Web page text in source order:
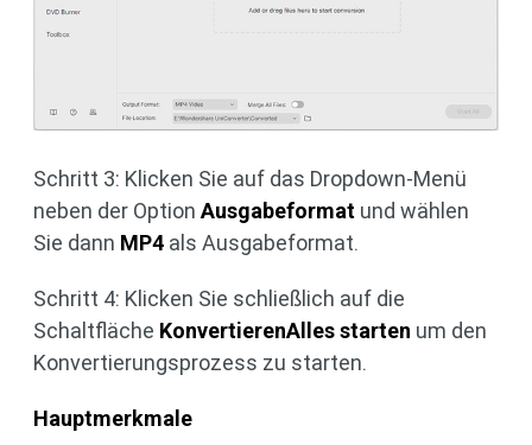
Schritt 3: Klicken Sie auf das Dropdown-Menü
neben der OptionAusgabeformat und wählen
Sie dann MP4 als Ausgabeformat.
Schritt 4: Klicken Sie schließlich auf die
Schaltfläche KonvertierenAlles starten um den
Konvertierungsprozess zu starten.
Hauptmerkmale